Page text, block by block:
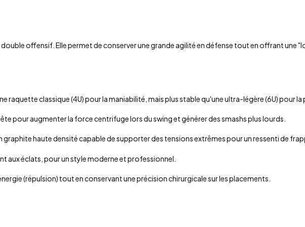
offensif. Elle permet de conserver une grande agilité en défense tout en offrant une
raquette classique (4U) pour la maniabilité, mais plus stable qu'une ultra-légère (6U) pour la
pour augmenter la force centrifuge lors du swing et générer des smashs plus lourds.
graphite haute densité capable de supporter des tensions extrêmes pour un ressenti de
aux éclats, pour un style moderne et professionnel.
(répulsion) tout en conservant une précision chirurgicale sur les placements.